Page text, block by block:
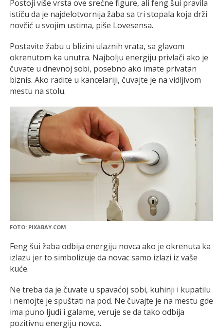
Postoji više vrsta ove srećne figure, ali feng šui pravila
ističu da je najdelotvornija žaba sa tri stopala koja drži
novčić u svojim ustima, piše Lovesensa.
Postavite žabu u blizini ulaznih vrata, sa glavom
okrenutom ka unutra. Najbolju energiju privlači ako je
čuvate u dnevnoj sobi, posebno ako imate privatan
biznis. Ako radite u kancelariji, čuvajte je na vidljivom
mestu na stolu.
FOTO: PIXABAY.COM
Feng šui žaba odbija energiju novca ako je okrenuta ka
izlazu jer to simbolizuje da novac samo izlazi iz vaše
kuće.
Ne treba da je čuvate u spavaćoj sobi, kuhinji i kupatilu
i nemojte je spuštati na pod. Ne čuvajte je na mestu gde
ima puno ljudi i galame, veruje se da tako odbija
pozitivnu energiju novca.